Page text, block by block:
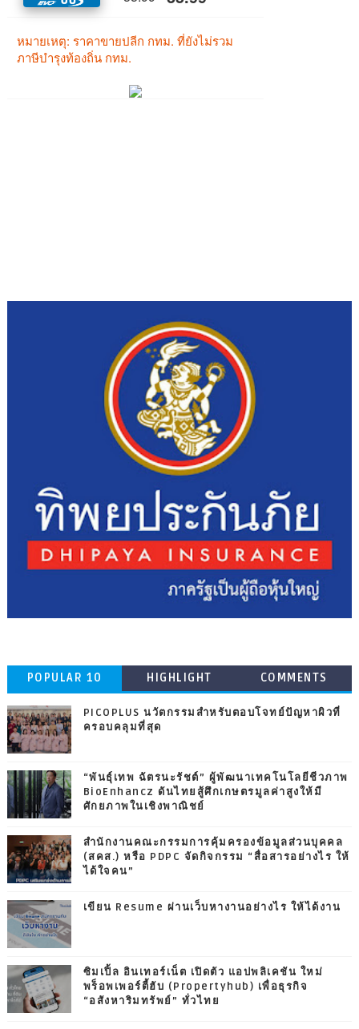
POPULAR 10 HIGHLIGHT COMMENTS
PICOPLUS นวัตกรรมสำหรับตอบโจทย์ปัญหาผิวที่
ครอบคลุมที่สุด
“พันธุ์เทพ ฉัตรนะรัชต์” ผู้พัฒนาเทคโนโลยีชีวภาพ
BioEnhancz ดันไทยสู้ศึกเกษตรมูลค่าสูงให้มี
ศักยภาพในเชิงพาณิชย์
สำนักงานคณะกรรมการคุ้มครองข้อมูลส่วนบุคคล
(สคส.) หรือ PDPC จัดกิจกรรม “สื่อสารอย่างไร ให้
ได้ใจคน”
เขียน Resume ผ่านเว็บหางานอย่างไร ให้ได้งาน
ซิมเปิ้ล อินเทอร์เน็ต เปิดตัว แอปพลิเคชัน ใหม่
พร็อพเพอร์ตี้ฮับ (Propertyhub) เพื่อธุรกิจ
“อสังหาริมทรัพย์” ทั่วไทย